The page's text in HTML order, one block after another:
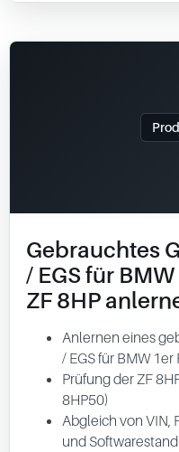
Gebrauchtes
/ EGS für
ZF 8HP
Anlernen eines
/ EGS für BMW
Prüfung der ZF
8HP50)
Abgleich von VIN,
und Softwarestand